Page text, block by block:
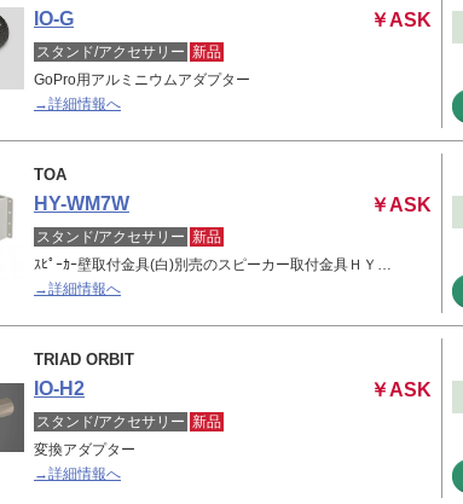
IO-G ￥ASK
スタンド/アクセサリー 新品
GoPro用アルミニウムアダプター
→詳細情報へ
TOA
HY-WM7W ￥ASK
スタンド/アクセサリー 新品
ｽﾋﾟｰｶｰ壁取付金具(白)別売のスピーカー取付金具ＨＹ…
→詳細情報へ
TRIAD ORBIT
IO-H2 ￥ASK
スタンド/アクセサリー 新品
変換アダプター
→詳細情報へ